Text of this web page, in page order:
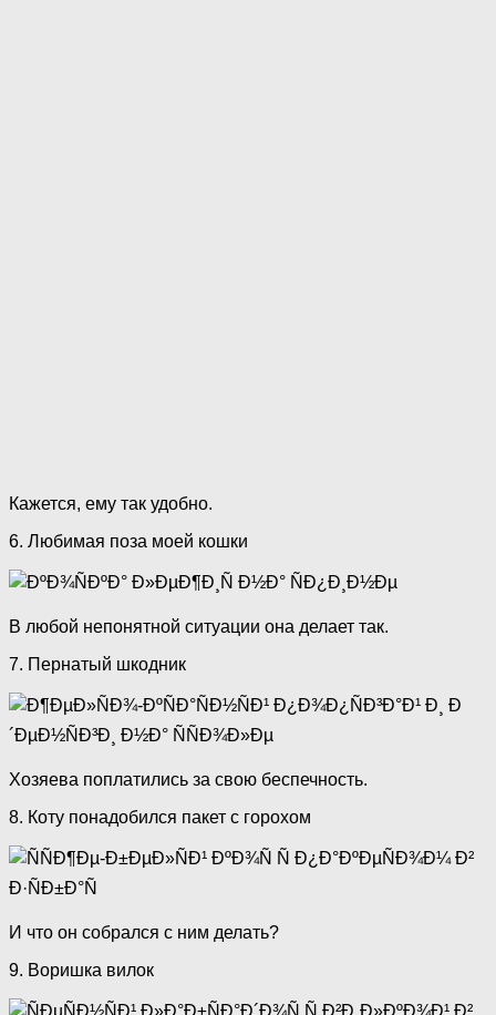
Кажется, ему так удобно.
6. Любимая поза моей кошки
В любой непонятной ситуации она делает так.
7. Пернатый шкодник
Хозяева поплатились за свою беспечность.
8. Коту понадобился пакет с горохом
И что он собрался с ним делать?
9. Воришка вилок